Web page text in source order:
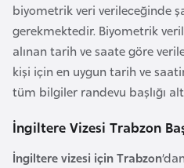
biyometrik veri verileceğinde
gerekmektedir. Biyometrik
alınan tarih ve saate göre
kişi için en uygun tarih ve
tüm bilgiler randevu başlığı
İngiltere Vizesi Trabzon
İngiltere vizesi için Trabzon
B
a
h
r
e
n